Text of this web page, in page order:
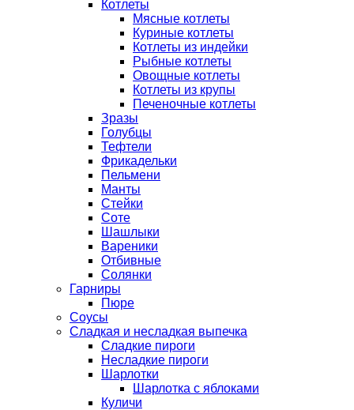
Котлеты
Мясные котлеты
Куриные котлеты
Котлеты из индейки
Рыбные котлеты
Овощные котлеты
Котлеты из крупы
Печеночные котлеты
Зразы
Голубцы
Тефтели
Фрикадельки
Пельмени
Манты
Стейки
Соте
Шашлыки
Вареники
Отбивные
Солянки
Гарниры
Пюре
Соусы
Сладкая и несладкая выпечка
Сладкие пироги
Несладкие пироги
Шарлотки
Шарлотка с яблоками
Куличи